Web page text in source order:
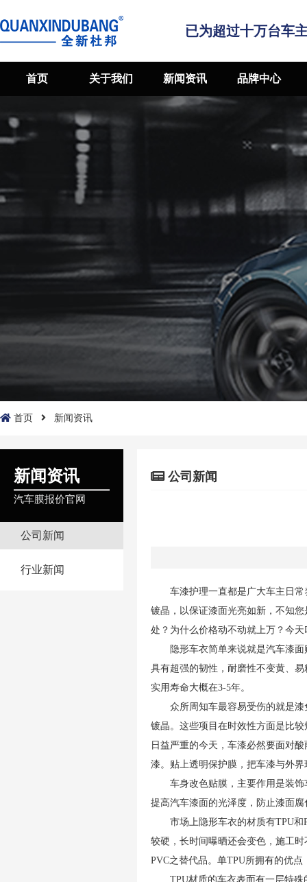
已为超过十万台车
首页 关于我们 新闻资讯 品牌中心
首页 新闻资讯
新闻资讯
汽车膜报价官网
公司新闻
行业新闻
公司新闻
车漆护理一直都是广大车主日
镀晶，以保证漆面光亮如新，不知
处？为什么价格动不动就上万？今
隐形车衣简单来说就是汽车漆
具有超强的韧性，耐磨性不变黄、
实用寿命大概在3-5年。
众所周知车最容易受伤的就是
镀晶。这些项目在时效性方面是比
日益严重的今天，车漆必然要面对
漆。贴上透明保护膜，把车漆与外
车身改色贴膜，主要作用是装
提高汽车漆面的光泽度，防止漆面
市场上隐形车衣的材质有TPU
较硬，长时间曝晒还会变色，施工
PVC之替代品。单TPU所拥有的优
TPU材质的车衣表面有一层特